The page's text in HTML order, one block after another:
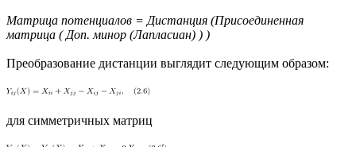
Матрица потенциалов = Дистанция (Присоединенная
матрица ( Доп. минор (Лапласиан) ) )
Преобразование дистанции выглядит следующим образом:
для симметричных матриц